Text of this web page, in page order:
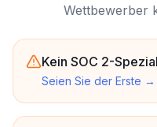
Wettbewerber
Kein SOC 2-
Seien Sie der Erste →